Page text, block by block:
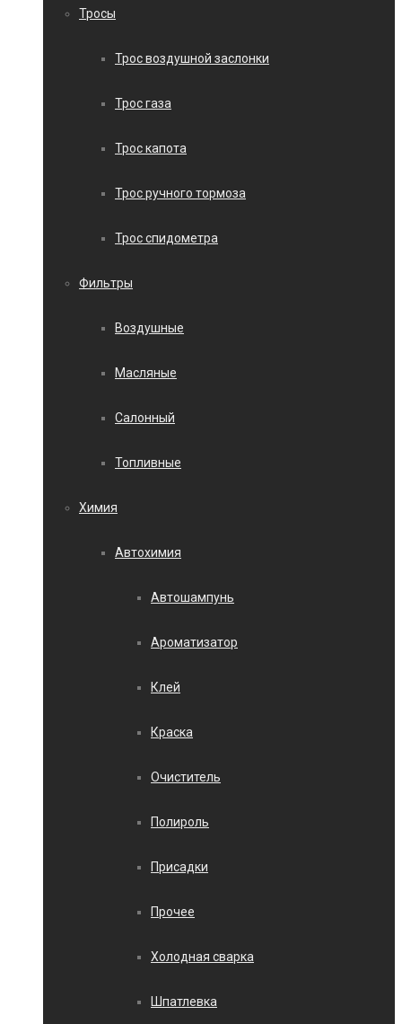
Тросы
Трос воздушной заслонки
Трос газа
Трос капота
Трос ручного тормоза
Трос спидометра
Фильтры
Воздушные
Масляные
Салонный
Топливные
Химия
Автохимия
Автошампунь
Ароматизатор
Клей
Краска
Очиститель
Полироль
Присадки
Прочее
Холодная сварка
Шпатлевка